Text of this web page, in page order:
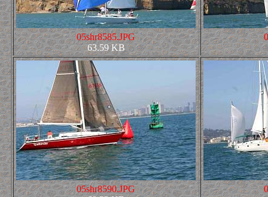
05shr8585.JPG
63.59 KB
05shr8590.JPG